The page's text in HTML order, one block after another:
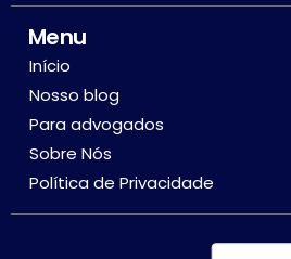
Menu
Início
Nosso blog
Para advogados
Sobre Nós
Política de Privacidade